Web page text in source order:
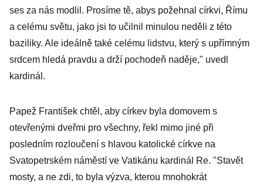
ses za nás modlil. Prosíme tě, abys požehnal církvi, Římu
a celému světu, jako jsi to učilnil minulou neděli z této
baziliky. Ale ideálně také celému lidstvu, který s upřímným
srdcem hledá pravdu a drží pochodeň naděje," uvedl
kardinál.
Papež František chtěl, aby církev byla domovem s
otevřenými dveřmi pro všechny, řekl mimo jiné při
posledním rozloučení s hlavou katolické církve na
Svatopetrském náměstí ve Vatikánu kardinál Re. "Stavět
mosty, a ne zdi, to byla výzva, kterou mnohokrát